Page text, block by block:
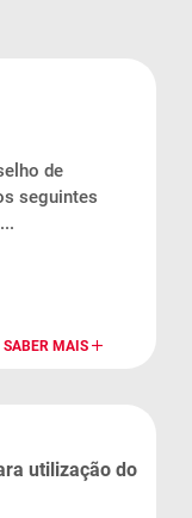
de
seguintes
SABER MAIS
utilização do